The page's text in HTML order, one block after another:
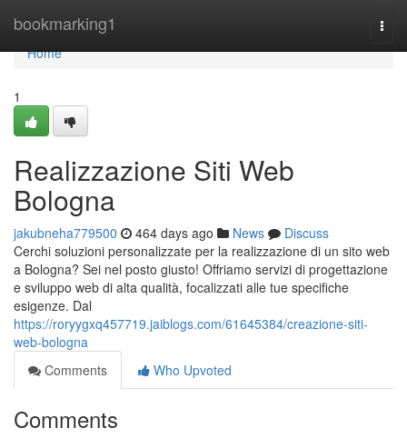
bookmarking1
Home
Home
1
Realizzazione Siti Web
Bologna
jakubneha779500 464 days ago News
Discuss
Cerchi soluzioni personalizzate per la realizzazione di un sito web
a Bologna? Sei nel posto giusto! Offriamo servizi di progettazione
e sviluppo web di alta qualità, focalizzati alle tue specifiche
esigenze. Dal
https://roryygxq457719.jaiblogs.com/61645384/creazione-siti-
web-bologna
Comments
Who Upvoted
Comments